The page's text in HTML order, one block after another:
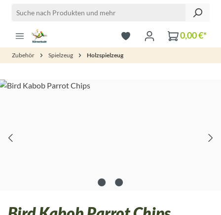
Zum Hauptinhalt springen
0,00 €*
Zubehör Spielzeug Holzspielzeug
Bildergalerie überspringen